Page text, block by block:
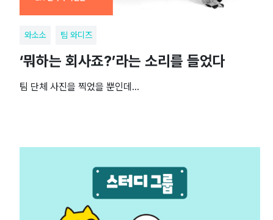
와소소 팀 와디즈
‘뭐하는 회사죠?’라는 소리를 들었다
팀 단체 사진을 찍었을 뿐인데…